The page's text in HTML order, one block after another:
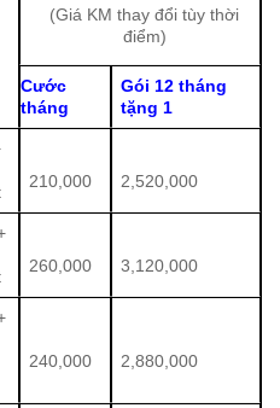
(Giá KM thay đổi tùy thời
điểm)
Cước
tháng
Gói 12 tháng
tặng 1
210,000 2,520,000
260,000 3,120,000
240,000 2,880,000